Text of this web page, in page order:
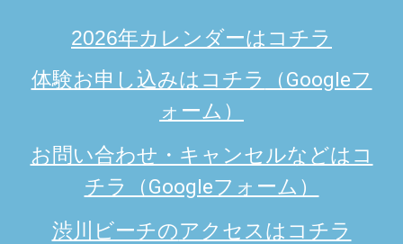
2026年カレンダーはコチラ
体験お申し込みはコチラ
（Googleフ
ォーム）
お問い合わせ・キャンセルなどはコ
チラ（Googleフォーム）
渋川ビーチのアクセスはコチラ